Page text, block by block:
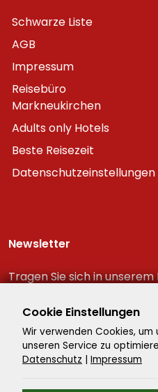
Schwarze Liste
AGB
Impressum
Reisebüro
Markneukirchen
Adults only Hotels
Beste Reisezeit
Datenschutzeinstellungen
Newsletter
Tragen Sie sich in
Reiseschnäppchen!
Cookie Einstellungen
Wir verwenden Cookies, um
unseren Service zu
Datenschutz | Impressum